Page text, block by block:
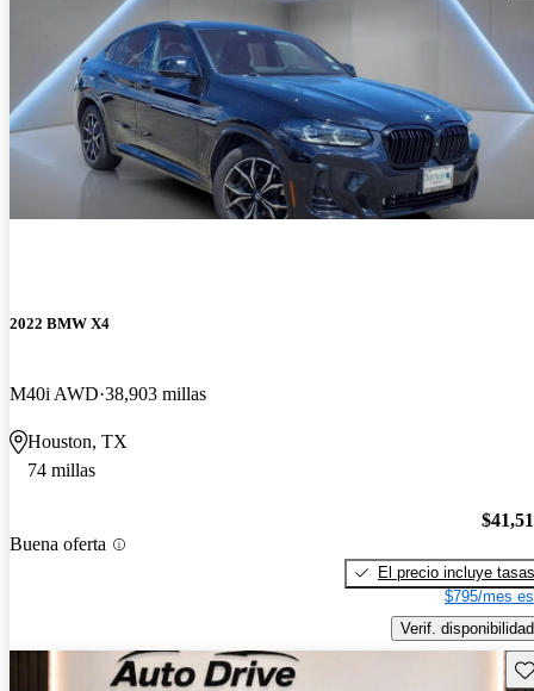
2022 BMW X4
M40i AWD 38,903 millas
Houston, TX
74 millas
Buena oferta
El precio incluye tasas
$795/mes
Verif. disponibilidad